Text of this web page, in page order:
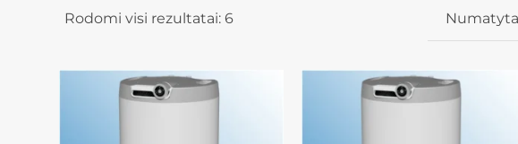
Rodomi visi rezultatai: 6